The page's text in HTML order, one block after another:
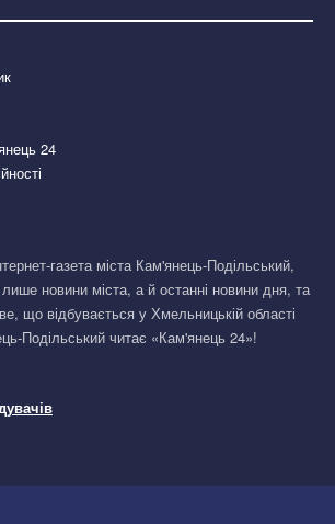
24
газета міста Кам'янець-Подільський,
новини міста, а й останні новини дня, та
що відбувається у Хмельницькій області
Подільський читає «Кам'янець 24»!